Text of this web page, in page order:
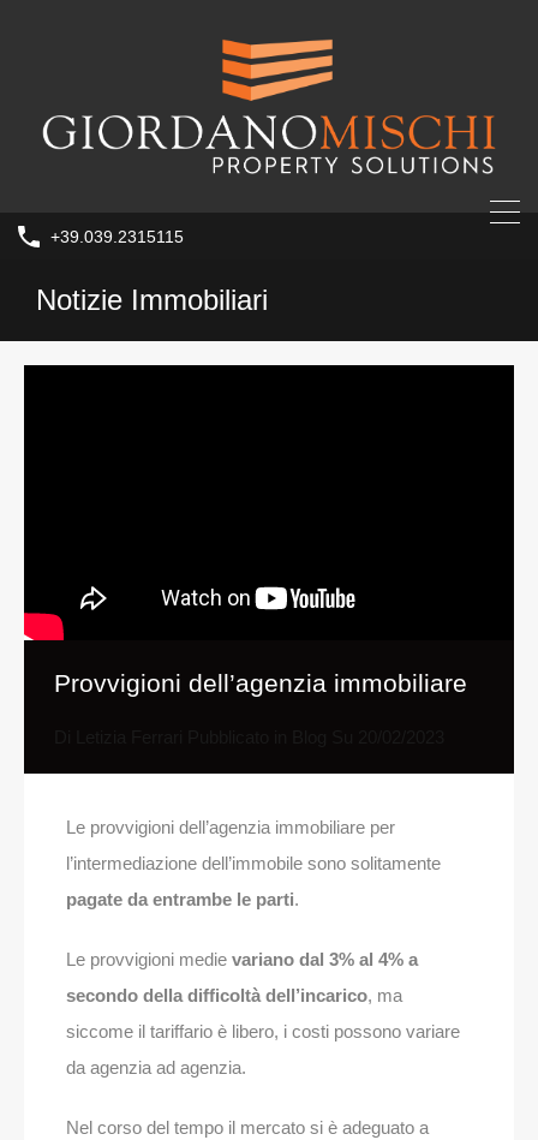
+39.039.2315115
Notizie Immobiliari
Provvigioni dell’agenzia immobiliare
Le provvigioni dell’agenzia immobiliare per
l’intermediazione dell’immobile sono solitamente
pagate da entrambe le parti.
Le provvigioni medie variano dal 3% al 4% a
secondo della difficoltà dell’incarico, ma
siccome il tariffario è libero, i costi possono variare
da agenzia ad agenzia.
Nel corso del tempo il mercato si è adeguato a